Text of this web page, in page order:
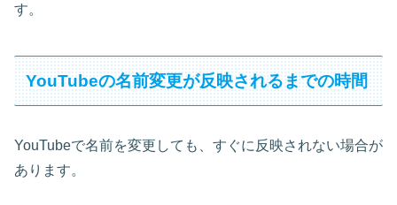
す。
YouTubeの名前変更が反映されるまでの時間
YouTubeで名前を変更しても、すぐに反映されない場合が
あります。